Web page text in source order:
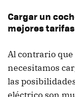
Cargar un
mejores tarifas
Al contrario que
necesitamos
las